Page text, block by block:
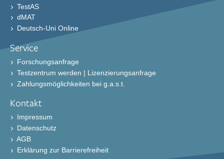
TestAS
dMAT
Deutsch-Uni Online
Service
Forschungsanfrage
Testzentrum werden | Lizenzierungsanfrage
Zahlungsmöglichkeiten bei g.a.s.t.
Kontakt
Impressum
Datenschutz
AGB
Erklärung zur Barrierefreiheit